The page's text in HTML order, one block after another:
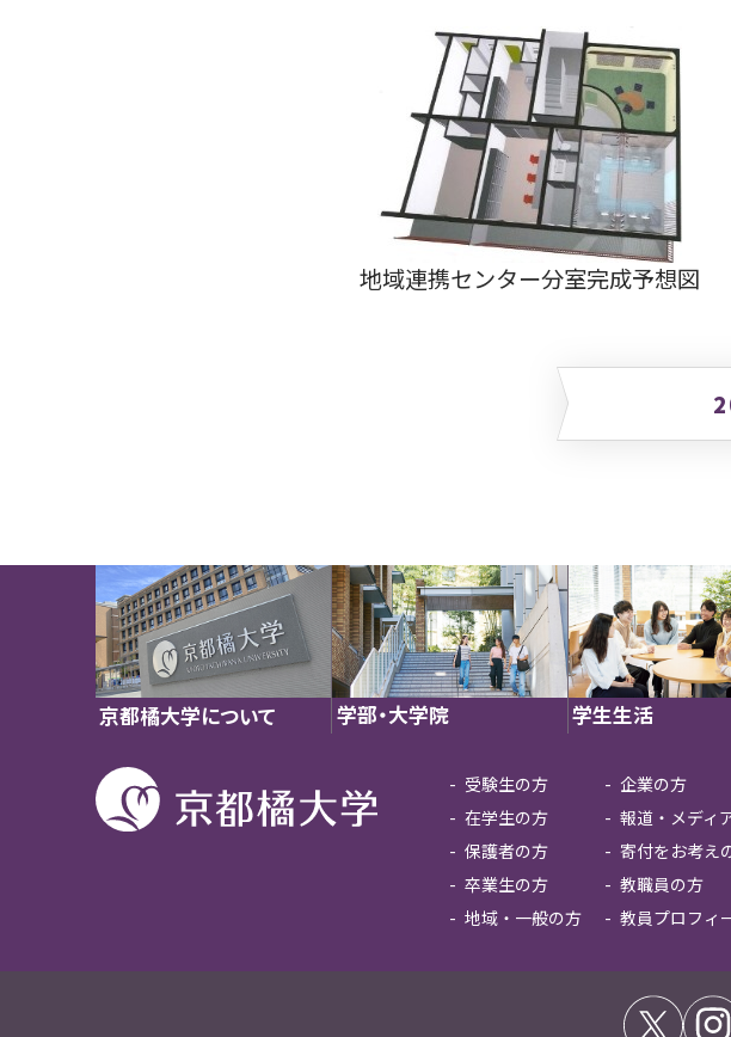
地域連携センター分室完成予想図
京都橘大学について 学部・大学院 学生生活
受験生の方
在学生の方
保護者の方
卒業生の方
地域・一般の方
企業の方
報道・メディ
寄付をお考え
教職員の方
教員プロフィ